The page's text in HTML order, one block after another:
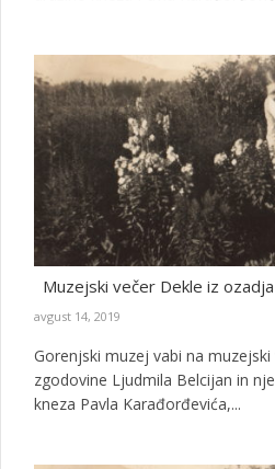
Muzejski večer Dekle iz
avgust 14, 2019
Gorenjski muzej vabi na
zgodovine Ljudmila Belcijan in
kneza Pavla Karađorđevića,...